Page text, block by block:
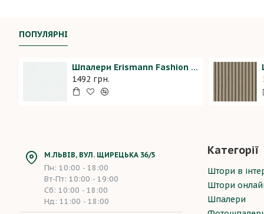
ПОПУЛЯРНІ
Шпалери Erismann Fashion For Walls 2 12035-01
1492 грн.
М.ЛЬВІВ, ВУЛ. ЩИРЕЦЬКА 36/5
Пн: 10:00 - 18:00
Вт-Пт: 10:00 - 19:00
Сб: 10:00 - 18:00
Нд: 11:00 - 18:00
Категорії
Штори в
Штори
Шпалери